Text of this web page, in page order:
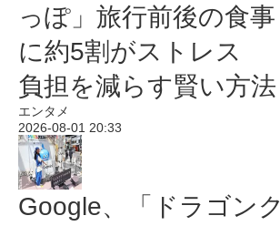
っぽ」旅行前後の食事
に約5割がストレス
負担を減らす賢い方法
エンタメ
2026-08-01 20:33
Google、「ドラゴンク